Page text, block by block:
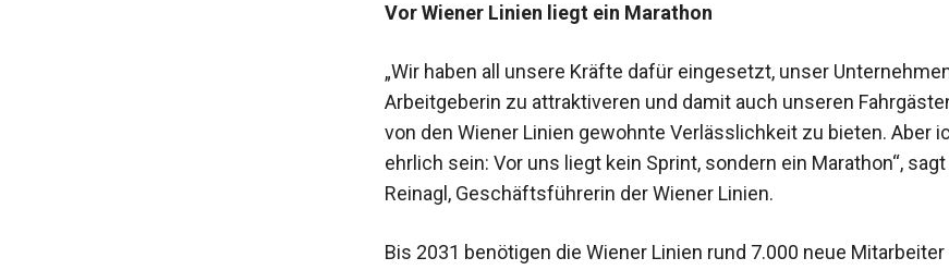
Vor Wiener Linien liegt ein Marathon
„Wir haben all unsere Kräfte dafür eingesetzt, unser
Arbeitgeberin zu attraktiveren und damit auch unseren
von den Wiener Linien gewohnte Verlässlichkeit zu bieten. Aber
ehrlich sein: Vor uns liegt kein Sprint, sondern ein Marathon“,
Reinagl, Geschäftsführerin der Wiener Linien.
Bis 2031 benötigen die Wiener Linien rund 7.000 neue Mitarbeiter